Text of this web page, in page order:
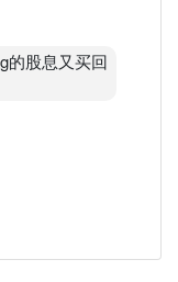
的股息又买回